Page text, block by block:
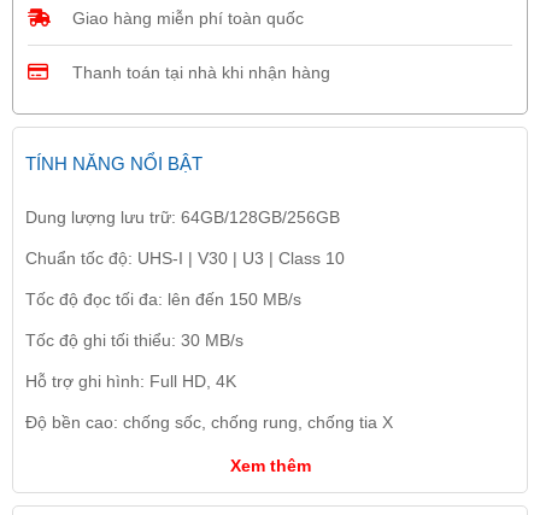
Giao hàng miễn phí toàn quốc
Thanh toán tại nhà khi nhận hàng
TÍNH NĂNG NỔI BẬT
Dung lượng lưu trữ: 64GB/128GB/256GB
Chuẩn tốc độ: UHS-I | V30 | U3 | Class 10
Tốc độ đọc tối đa: lên đến 150 MB/s
Tốc độ ghi tối thiểu: 30 MB/s
Hỗ trợ ghi hình: Full HD, 4K
Độ bền cao: chống sốc, chống rung, chống tia X
Xem thêm